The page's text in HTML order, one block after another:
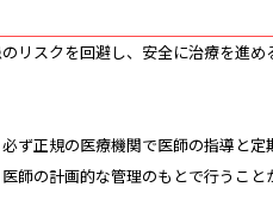
リスクを回避し、安全に治療を進
ず正規の医療機関で医師の指導と
師の計画的な管理のもとで行うこ